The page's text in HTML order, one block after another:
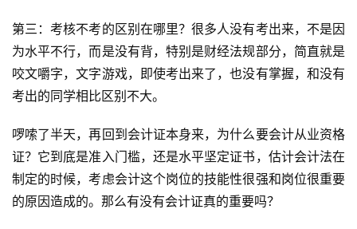
第三：考核不考的区别在哪里？很多人没有考出来，不是因
为水平不行，而是没有背，特别是财经法规部分，简直就是
咬文嚼字，文字游戏，即使考出来了，也没有掌握，和没有
考出的同学相比区别不大。
啰嗦了半天，再回到会计证本身来，为什么要会计从业资格
证？它到底是准入门槛，还是水平坚定证书，估计会计法在
制定的时候，考虑会计这个岗位的技能性很强和岗位很重要
的原因造成的。那么有没有会计证真的重要吗？